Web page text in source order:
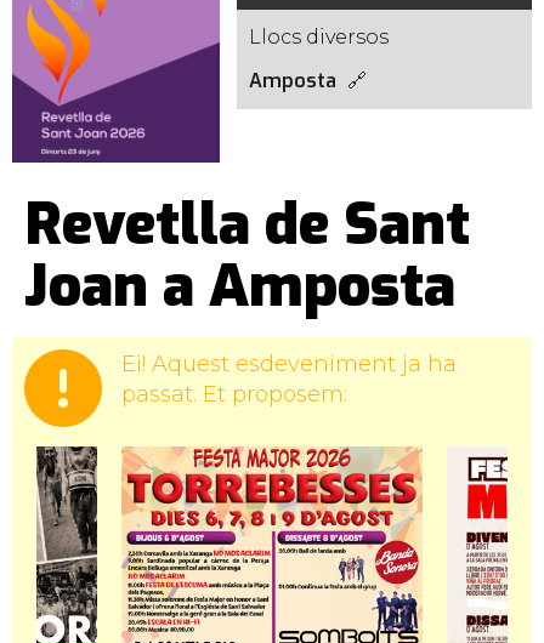
Llocs diversos
Amposta
Revetlla de Sant
Joan a Amposta
Ei! Aquest esdeveniment ja ha
passat. Et proposem: